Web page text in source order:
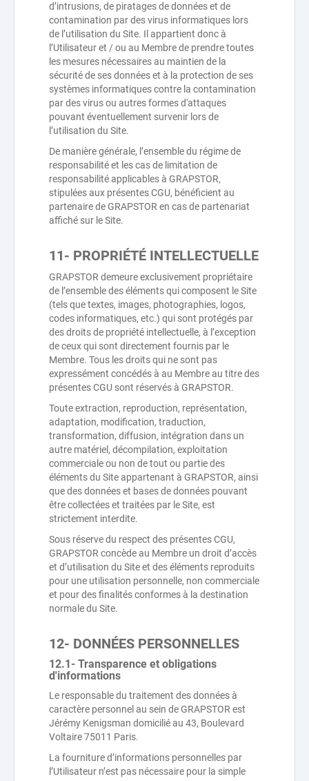
d’intrusions, de piratages de données et de
contamination par des virus informatiques lors
de l’utilisation du Site. Il appartient donc à
l’Utilisateur et / ou au Membre de prendre toutes
les mesures nécessaires au maintien de la
sécurité de ses données et à la protection de ses
systèmes informatiques contre la contamination
par des virus ou autres formes d'attaques
pouvant éventuellement survenir lors de
l’utilisation du Site.
De manière générale, l’ensemble du régime de
responsabilité et les cas de limitation de
responsabilité applicables à GRAPSTOR,
stipulées aux présentes CGU, bénéficient au
partenaire de GRAPSTOR en cas de partenariat
affiché sur le Site.
11- PROPRIÉTÉ INTELLECTUELLE
GRAPSTOR demeure exclusivement propriétaire
de l’ensemble des éléments qui composent le Site
(tels que textes, images, photographies, logos,
codes informatiques, etc.) qui sont protégés par
des droits de propriété intellectuelle, à l’exception
de ceux qui sont directement fournis par le
Membre. Tous les droits qui ne sont pas
expressément concédés à au Membre au titre des
présentes CGU sont réservés à GRAPSTOR.
Toute extraction, reproduction, représentation,
adaptation, modification, traduction,
transformation, diffusion, intégration dans un
autre matériel, décompilation, exploitation
commerciale ou non de tout ou partie des
éléments du Site appartenant à GRAPSTOR, ainsi
que des données et bases de données pouvant
être collectées et traitées par le Site, est
strictement interdite.
Sous réserve du respect des présentes CGU,
GRAPSTOR concède au Membre un droit d’accès
et d’utilisation du Site et des éléments reproduits
pour une utilisation personnelle, non commerciale
et pour des finalités conformes à la destination
normale du Site.
12- DONNÉES PERSONNELLES
12.1- Transparence et obligations
d'informations
Le responsable du traitement des données à
caractère personnel au sein de GRAPSTOR est
Jérémy Kenigsman domicilié au 43, Boulevard
Voltaire 75011 Paris.
La fourniture d’informations personnelles par
l’Utilisateur n’est pas nécessaire pour la simple